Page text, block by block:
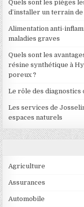
Quels sont les pièges
d’installer un terrain de
Alimentation anti-
maladies graves
Quels sont les
résine synthétique à
poreux ?
Le rôle des diagnostics
Les services de
espaces naturels
Agriculture
Assurances
Automobile